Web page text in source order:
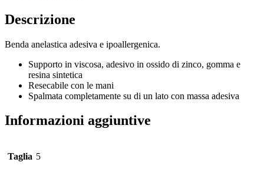
Descrizione
Benda anelastica adesiva e ipoallergenica.
Supporto in viscosa, adesivo in ossido di zinco, gomma e
resina sintetica
Resecabile con le mani
Spalmata completamente su di un lato con massa adesiva
Informazioni aggiuntive
Taglia 5